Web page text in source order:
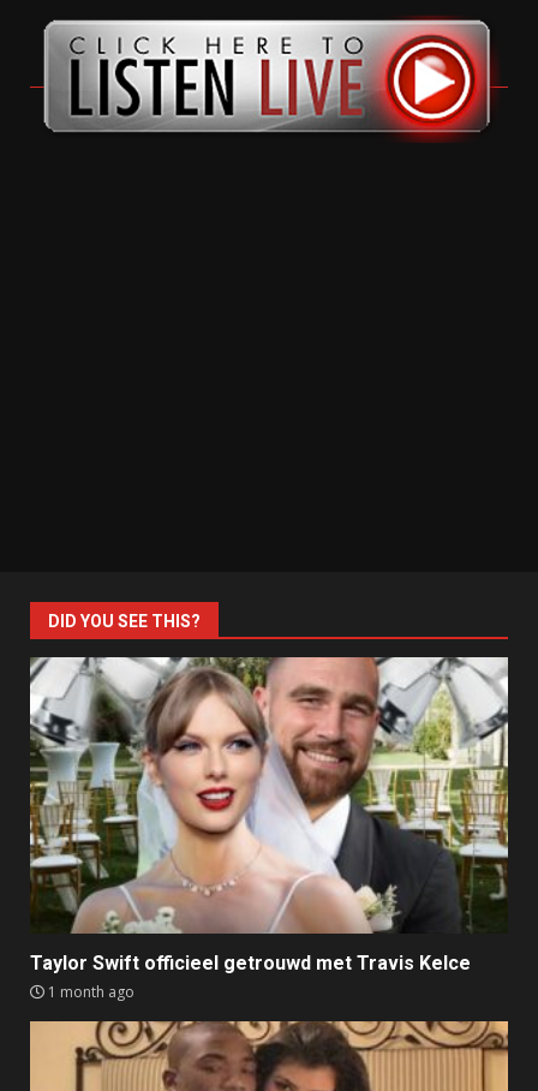
DID YOU SEE THIS?
Taylor Swift officieel getrouwd met Travis Kelce
1 month ago